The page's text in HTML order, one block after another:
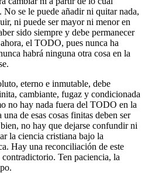
No se le puede añadir ni quitar nada,
ni puede ser mayor ni menor en
sido siempre y debe permanecer
el TODO, pues nunca ha
habrá ninguna otra cosa en la
eterno e inmutable, debe
cambiante, fugaz y condicionada
no hay nada fuera del TODO en la
de esas cosas finitas deben ser
no hay que dejarse confundir ni
la ciencia cristiana bajo la
Hay una reconciliación de este
contradictorio. Ten paciencia, la